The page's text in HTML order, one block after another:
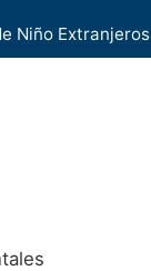
Niño Extranjeros